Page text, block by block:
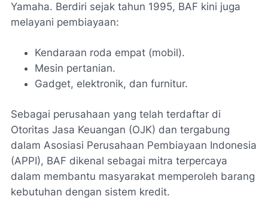
Yamaha. Berdiri sejak tahun 1995, BAF kini juga
melayani pembiayaan:
Kendaraan roda empat (mobil).
Mesin pertanian.
Gadget, elektronik, dan furnitur.
Sebagai perusahaan yang telah terdaftar di
Otoritas Jasa Keuangan (OJK) dan tergabung
dalam Asosiasi Perusahaan Pembiayaan Indonesia
(APPI), BAF dikenal sebagai mitra terpercaya
dalam membantu masyarakat memperoleh barang
kebutuhan dengan sistem kredit.